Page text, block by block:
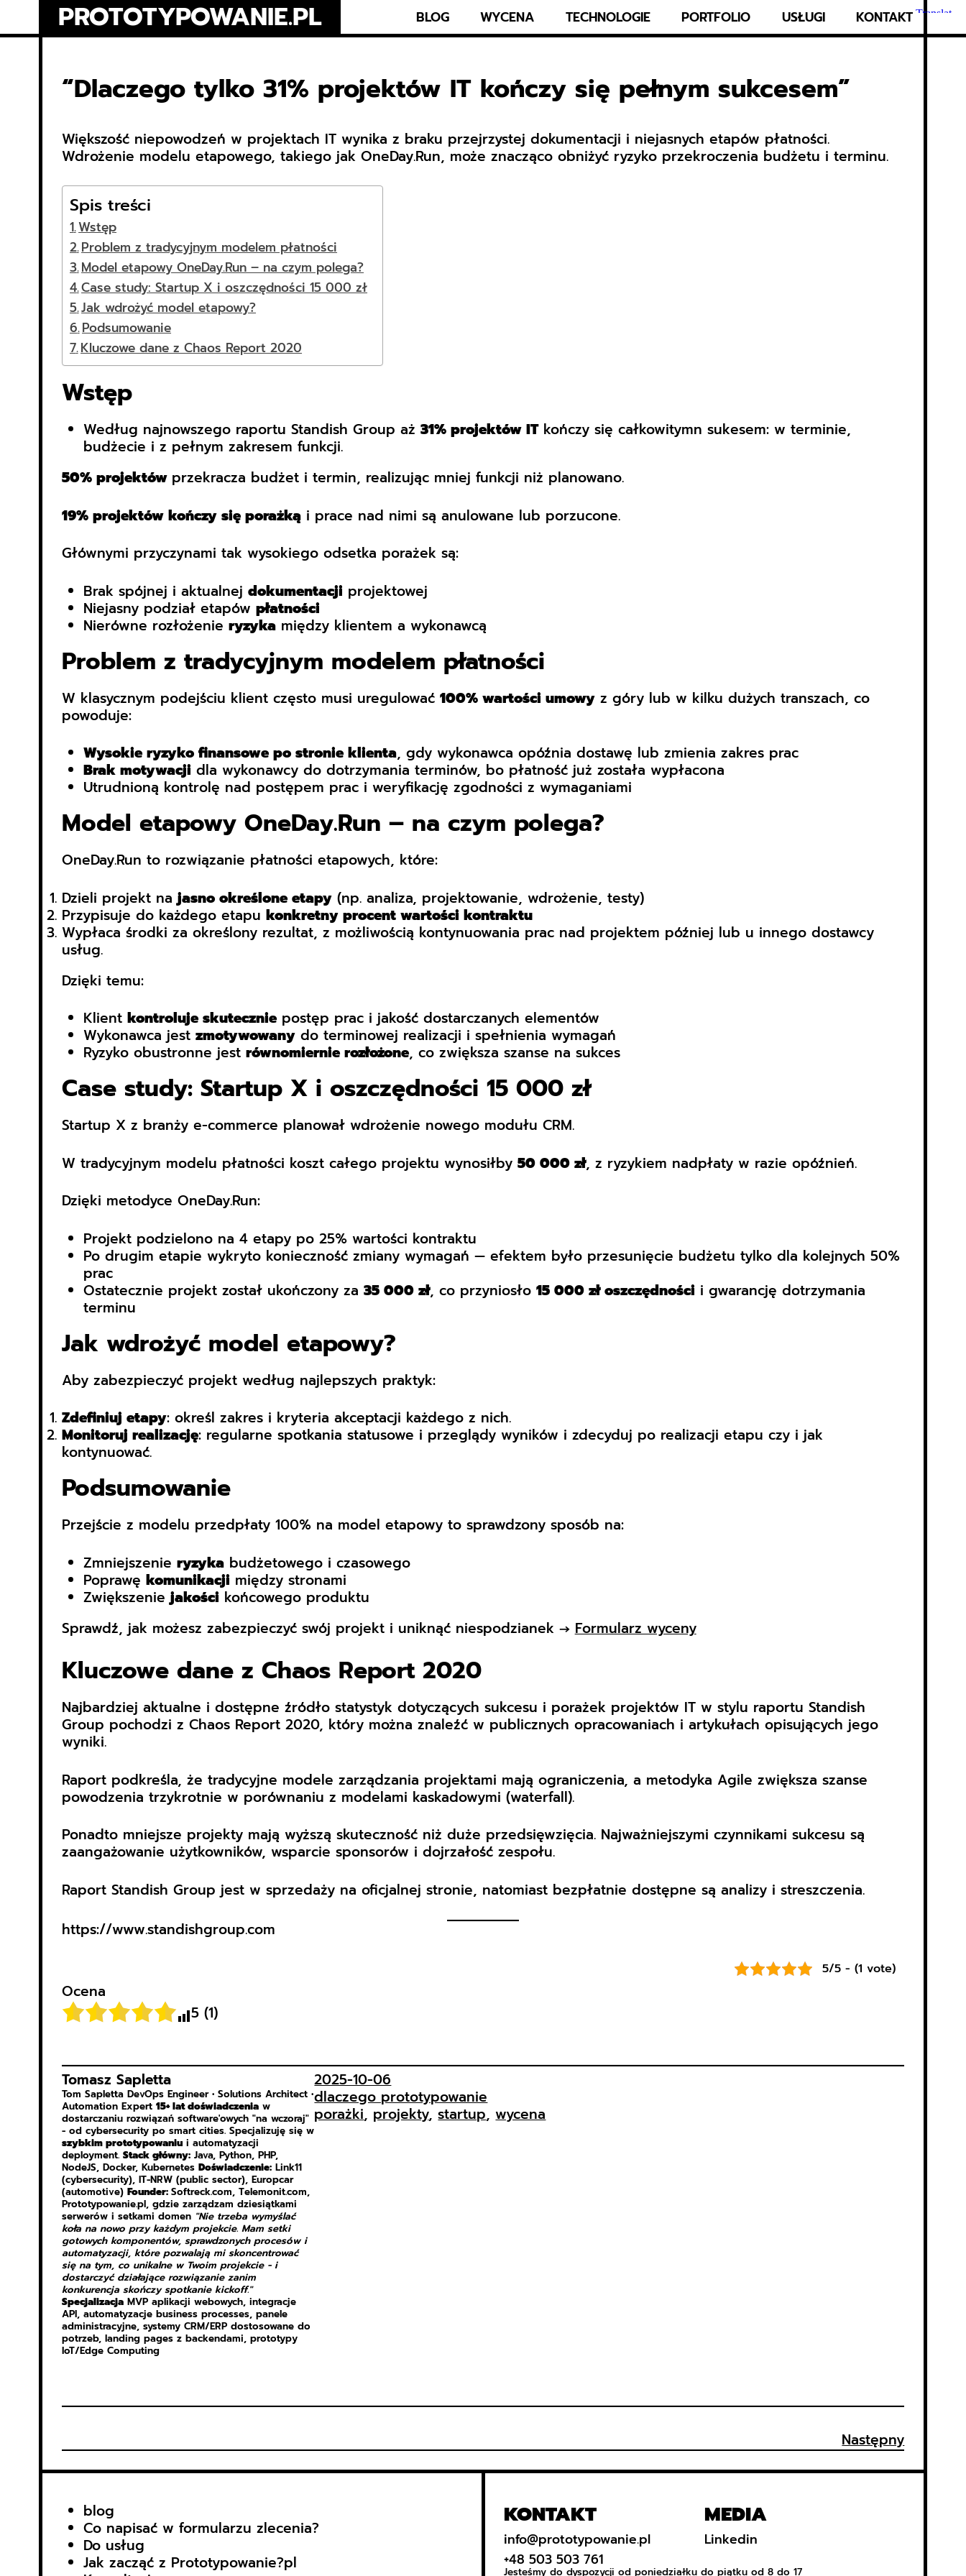
content
PROTOTYPOWANIE.PL BLOG WYCENA TECHNOLOGIE PORTFOLIO USŁUGI KONTAKT
“Dlaczego tylko 31% projektów IT kończy się pełnym sukcesem”
Większość niepowodzeń w projektach IT wynika z braku przejrzystej dokumentacji i niejasnych etapów płatności.
Wdrożenie modelu etapowego, takiego jak OneDay.Run, może znacząco obniżyć ryzyko przekroczenia budżetu i terminu.
Spis treści
Wstęp
Problem z tradycyjnym modelem płatności
Model etapowy OneDay.Run – na czym polega?
Case study: Startup X i oszczędności 15 000 zł
Jak wdrożyć model etapowy?
Podsumowanie
Kluczowe dane z Chaos Report 2020
Wstęp
Według najnowszego raportu Standish Group aż 31% projektów ITkończy się całkowitymn sukesem: w terminie,
budżecie i z pełnym zakresem funkcji.
50% projektów przekracza budżet i termin, realizując mniej funkcji niż planowano.
19% projektów kończy się porażkąi prace nad nimi są anulowane lub porzucone.
Głównymi przyczynami tak wysokiego odsetka porażek są:
Brak spójnej i aktualnej dokumentacji projektowej
Niejasny podział etapów płatności
Nierówne rozłożenie ryzykamiędzy klientem a wykonawcą
Problem z tradycyjnym modelem płatności
W klasycznym podejściu klient często musi uregulować 100% wartości umowyz góry lub w kilku dużych transzach, co
powoduje:
Wysokie ryzyko finansowe po stronie klienta, gdy wykonawca opóźnia dostawę lub zmienia zakres prac
Brak motywacji dla wykonawcy do dotrzymania terminów, bo płatność już została wypłacona
Utrudnioną kontrolę nad postępem prac i weryfikację zgodności z wymaganiami
Model etapowy OneDay.Run – na czym polega?
OneDay.Run to rozwiązanie płatności etapowych, które:
Dzieli projekt najasno określone etapy(np. analiza, projektowanie, wdrożenie, testy)
Przypisuje do każdego etapu konkretny procent wartości kontraktu
Wypłaca środki za określony rezultat, z możliwością kontynuowania prac nad projektem później lub u innego dostawcy
usług.
Dzięki temu:
Klient kontroluje skuteczniepostęp prac i jakość dostarczanych elementów
Wykonawca jest zmotywowanydo terminowej realizacji i spełnienia wymagań
Ryzyko obustronne jest równomiernie rozłożone, co zwiększa szanse na sukces
Case study: Startup X i oszczędności 15 000 zł
Startup X z branży e-commerce planował wdrożenie nowego modułu CRM.
W tradycyjnym modelu płatności koszt całego projektu wynosiłby 50 000 zł, z ryzykiem nadpłaty w razie opóźnień.
Dzięki metodyce OneDay.Run:
Projekt podzielono na 4 etapy po 25% wartości kontraktu
Po drugim etapie wykryto konieczność zmiany wymagań — efektem było przesunięcie budżetu tylko dla kolejnych 50%
prac
Ostatecznie projekt został ukończony za 35 000 zł, co przyniosło 15 000 zł oszczędności i gwarancję dotrzymania
terminu
Jak wdrożyć model etapowy?
Aby zabezpieczyć projekt według najlepszych praktyk:
Zdefiniuj etapy: określ zakres i kryteria akceptacji każdego z nich.
Monitoruj realizację: regularne spotkania statusowe i przeglądy wyników i zdecyduj po realizacji etapu czy i jak
kontynuować.
Podsumowanie
Przejście z modelu przedpłaty 100% na model etapowy to sprawdzony sposób na:
Zmniejszenie ryzykabudżetowego i czasowego
Poprawę komunikacji między stronami
Zwiększeniejakości końcowego produktu
Sprawdź, jak możesz zabezpieczyć swój projekt i uniknąć niespodzianek → Formularz wyceny
Kluczowe dane z Chaos Report 2020
Najbardziej aktualne i dostępne źródło statystyk dotyczących sukcesu i porażek projektów IT w stylu raportu Standish
Group pochodzi z Chaos Report 2020, który można znaleźć w publicznych opracowaniach i artykułach opisujących jego
wyniki.
Raport podkreśla, że tradycyjne modele zarządzania projektami mają ograniczenia, a metodyka Agile zwiększa szanse
powodzenia trzykrotnie w porównaniu z modelami kaskadowymi (waterfall).
Ponadto mniejsze projekty mają wyższą skuteczność niż duże przedsięwzięcia. Najważniejszymi czynnikami sukcesu są
zaangażowanie użytkowników, wsparcie sponsorów i dojrzałość zespołu.
Raport Standish Group jest w sprzedaży na oficjalnej stronie, natomiast bezpłatnie dostępne są analizy i streszczenia.
https://www.standishgroup.com
5/5 - (1 vote)
Ocena
5(1)
Tomasz Sapletta
Tom Sapletta DevOps Engineer • Solutions Architect •
Automation Expert 15+ lat doświadczeniaw
dostarczaniu rozwiązań software'owych "na wczoraj"
- od cybersecurity po smart cities. Specjalizuję się w
szybkim prototypowaniui automatyzacji
deployment. Stack główny:Java, Python, PHP,
NodeJS, Docker, Kubernetes Doświadczenie:Link11
(cybersecurity), IT-NRW (public sector), Europcar
(automotive) Founder: Softreck.com, Telemonit.com,
Prototypowanie.pl, gdzie zarządzam dziesiątkami
serwerów i setkami domen "Nie trzeba wymyślać
koła na nowo przy każdym projekcie. Mam setki
gotowych komponentów, sprawdzonych procesów i
automatyzacji, które pozwalają mi skoncentrować
się na tym, co unikalne w Twoim projekcie - i
dostarczyć działające rozwiązanie zanim
konkurencja skończy spotkanie kickoff."
SpecjalizacjaMVP aplikacji webowych, integracje
API, automatyzacje business processes, panele
administracyjne, systemy CRM/ERP dostosowane do
potrzeb, landing pages z backendami, prototypy
IoT/Edge Computing
2025-10-06
dlaczego prototypowanie
porażki, projekty, startup, wycena
Następny
blog
Co napisać w formularzu zlecenia?
Do usług
Jak zacząć z Prototypowanie?pl
KONTAKT
info@prototypowanie.pl
+48 503 503 761
MEDIA
Linkedin
Jesteśmy do dyspozycji od poniedziałku do piątku od 8 do 17